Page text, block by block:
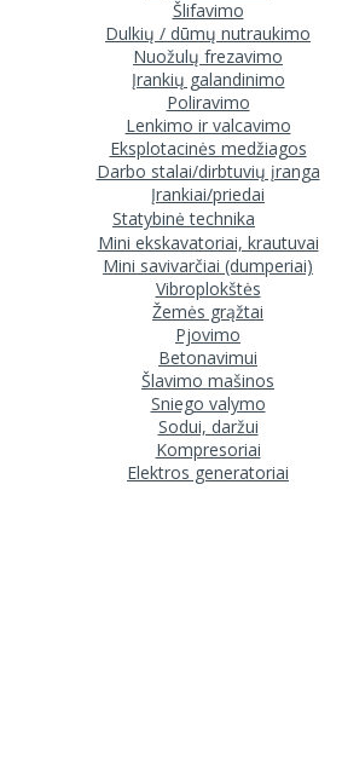
Šlifavimo
Dulkių / dūmų nutraukimo
Nuožulų frezavimo
Įrankių galandinimo
Poliravimo
Lenkimo ir valcavimo
Eksplotacinės medžiagos
Darbo stalai/dirbtuvių įranga
Įrankiai/priedai
Statybinė technika
Mini ekskavatoriai, krautuvai
Mini savivarčiai (dumperiai)
Vibroplokštės
Žemės grąžtai
Pjovimo
Betonavimui
Šlavimo mašinos
Sniego valymo
Sodui, daržui
Kompresoriai
Elektros generatoriai